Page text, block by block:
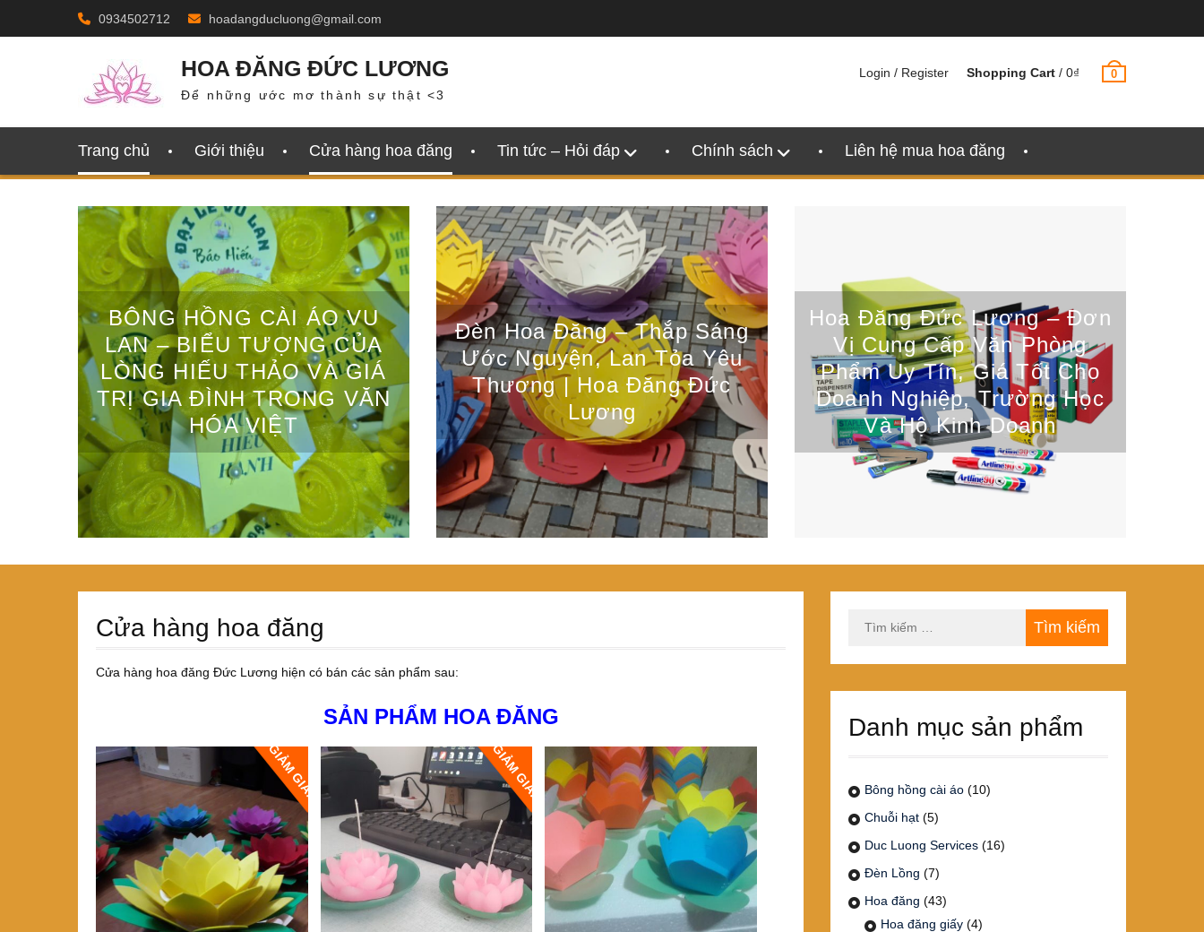
0934502712 hoadangducluong@gmail.com
HOA ĐĂNG ĐỨC LƯƠNG
Để những ước mơ thành sự thật <3
Login / Register Shopping Cart / 0₫ 0
Trang chủ Giới thiệu Cửa hàng hoa đăng Tin tức – Hỏi đáp Chính sách Liên hệ mua hoa đăng
BÔNG HỒNG CÀI ÁO VU
LAN – BIỂU TƯỢNG CỦA
LÒNG HIẾU THẢO VÀ GIÁ
TRỊ GIA ĐÌNH TRONG VĂN
HÓA VIỆT
Đèn Hoa Đăng – Thắp Sáng
Ước Nguyện, Lan Tỏa Yêu
Thương | Hoa Đăng Đức
Lương
Hoa Đăng Đức Lương – Đơn
Vị Cung Cấp Văn Phòng
Phẩm Uy Tín, Giá Tốt Cho
Doanh Nghiệp, Trường Học
Và Hộ Kinh Doanh
Cửa hàng hoa đăng
Cửa hàng hoa đăng Đức Lương hiện có bán các sản phẩm sau:
SẢN PHẨM HOA ĐĂNG
GIẢM GIÁ! GIẢM GIÁ!
kiếm
Danh mục sản phẩm
Bông hồng cài áo (10)
Chuỗi hạt (5)
Duc Luong Services (16)
Đèn Lồng (7)
Hoa đăng (43)
Hoa đăng giấy (4)